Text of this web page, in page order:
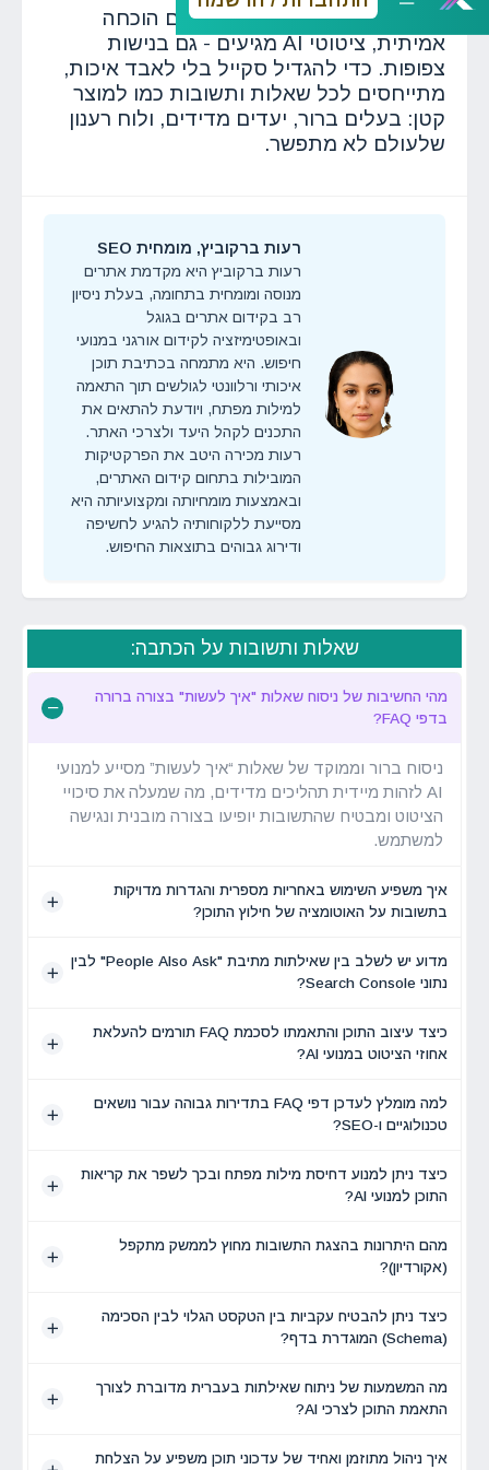
ישראליים משלבים מבנה חד עם הוכחה
אמיתית, ציטוטי AI מגיעים - גם בנישות
צפופות. כדי להגדיל סקייל בלי לאבד איכות,
מתייחסים לכל שאלות ותשובות כמו למוצר
קטן: בעלים ברור, יעדים מדידים, ולוח רענון
שלעולם לא מתפשר.
רעות ברקוביץ, מומחית SEO
רעות ברקוביץ היא מקדמת אתרים
מנוסה ומומחית בתחומה, בעלת ניסיון
רב בקידום אתרים בגוגל
ובאופטימיזציה לקידום אורגני במנועי
חיפוש. היא מתמחה בכתיבת תוכן
איכותי ורלוונטי לגולשים תוך התאמה
למילות מפתח, ויודעת להתאים את
התכנים לקהל היעד ולצרכי האתר.
רעות מכירה היטב את הפרקטיקות
המובילות בתחום קידום האתרים,
ובאמצעות מומחיותה ומקצועיותה היא
מסייעת ללקוחותיה להגיע לחשיפה
ודירוג גבוהים בתוצאות החיפוש.
שאלות ותשובות על הכתבה:
מהי החשיבות של ניסוח שאלות "איך לעשות" בצורה ברורה
בדפי FAQ?
ניסוח ברור וממוקד של שאלות “איך לעשות” מסייע למנועי
AI לזהות מיידית תהליכים מדידים, מה שמעלה את סיכויי
הציטוט ומבטיח שהתשובות יופיעו בצורה מובנית ונגישה
למשתמש.
איך משפיע השימוש באחריות מספרית והגדרות מדויקות
בתשובות על האוטומציה של חילוץ התוכן?
מדוע יש לשלב בין שאילתות מתיבת "People Also Ask" לבין
נתוני Search Console?
כיצד עיצוב התוכן והתאמתו לסכמת FAQ תורמים להעלאת
אחוזי הציטוט במנועי AI?
למה מומלץ לעדכן דפי FAQ בתדירות גבוהה עבור נושאים
טכנולוגיים ו-SEO?
כיצד ניתן למנוע דחיסת מילות מפתח ובכך לשפר את קריאות
התוכן למנועי AI?
מהם היתרונות בהצגת התשובות מחוץ לממשק מתקפל
(אקורדיון)?
כיצד ניתן להבטיח עקביות בין הטקסט הגלוי לבין הסכימה
(Schema) המוגדרת בדף?
מה המשמעות של ניתוח שאילתות בעברית מדוברת לצורך
התאמת התוכן לצרכי AI?
איך ניהול מתוזמן ואחיד של עדכוני תוכן משפיע על הצלחת